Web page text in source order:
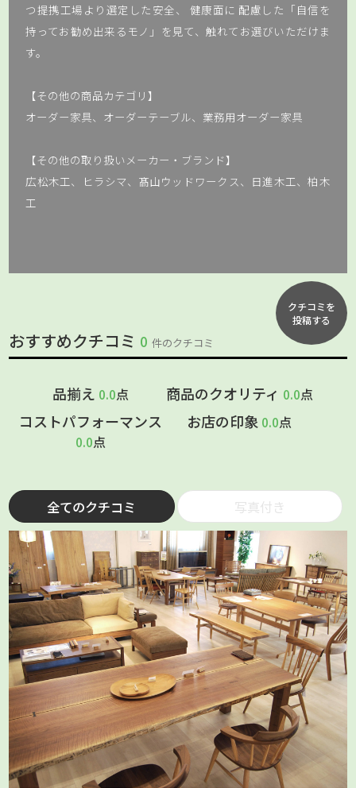
つ提携工場より選定した安全、 健康面に 配慮した「自信を
持ってお勧め出来るモノ」を見て、触れてお選びいただけま
す。
【その他の商品カテゴリ】
オーダー家具、オーダーテーブル、業務用オーダー家具
【その他の取り扱いメーカー・ブランド】
広松木工、ヒラシマ、髙山ウッドワークス、日進木工、柏木
工
おすすめクチコミ 0 件のクチコミ
クチコミを
投稿する
品揃え 0.0点 商品のクオリティ 0.0点
コストパフォーマンス
0.0点
お店の印象 0.0点
全てのクチコミ 写真付き